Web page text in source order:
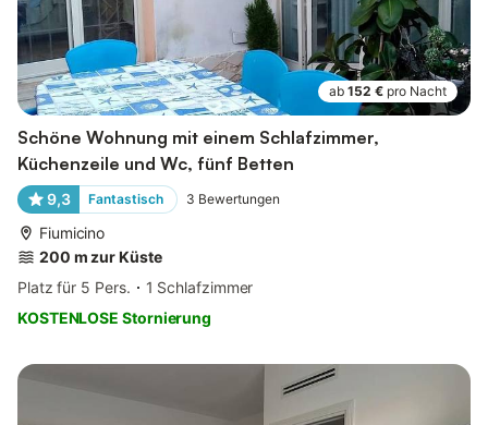
ab 152 € pro Nacht
Schöne Wohnung mit einem Schlafzimmer,
Küchenzeile und Wc, fünf Betten
9,3 Fantastisch 3 Bewertungen
Fiumicino
200 m zur Küste
Platz für 5 Pers.
1 Schlafzimmer
KOSTENLOSE Stornierung